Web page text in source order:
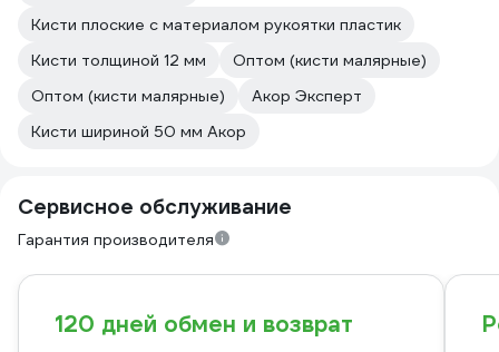
Кисти плоские с материалом рукоятки пластик
Кисти толщиной 12 мм
Оптом (кисти малярные)
Оптом (кисти малярные)
Акор Эксперт
Кисти шириной 50 мм Акор
Сервисное обслуживание
Гарантия производителя
120 дней обмен и возврат